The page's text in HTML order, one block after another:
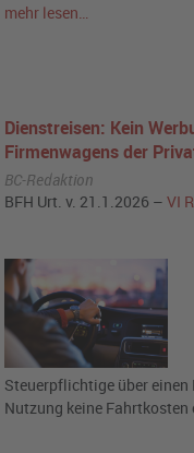
mehr lesen…
Dienstreisen: Kein
Firmenwagens der
BC-Redaktion
BFH Urt. v. 21.1.2026 –VI
Steuerpflichtige über
Nutzung keine Fahrtkosten